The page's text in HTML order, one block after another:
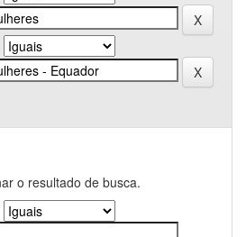
o resultado de busca.